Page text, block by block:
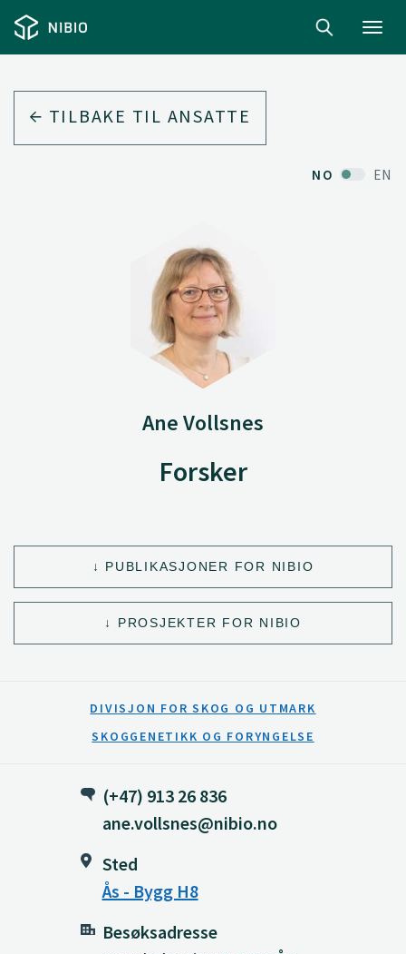
TILBAKE TIL ANSATTE
NO EN
Ane Vollsnes
Forsker
PUBLIKASJONER FOR NIBIO
PROSJEKTER FOR NIBIO
DIVISJON FOR SKOG OG UTMARK
SKOGGENETIKK OG FORYNGELSE
(+47) 913 26 836
ane.vollsnes@nibio.no
Sted
Ås - Bygg H8
Besøksadresse